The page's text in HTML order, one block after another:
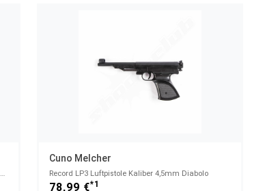
Pro Magnum Diabolos Rundkopf 5,5mm / 1,0 g / 250 Stk
Cuno Melcher
Record LP3 Luftpistole Kaliber 4,5mm Diabolo
78,99 €*1